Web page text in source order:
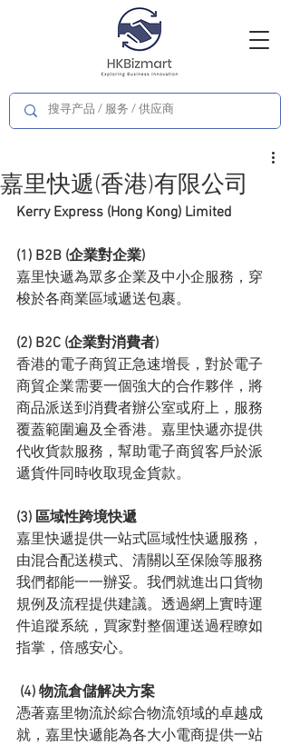
嘉里快遞(香港)有限公司
Kerry Express (Hong Kong) Limited
(1) B2B (企業對企業)
嘉里快遞為眾多企業及中小企服務，穿
梭於各商業區域遞送包裹。
(2) B2C (企業對消費者)
香港的電子商貿正急速增長，對於電子
商貿企業需要一個強大的合作夥伴，將
商品派送到消費者辦公室或府上，服務
覆蓋範圍遍及全香港。嘉里快遞亦提供
代收貨款服務，幫助電子商貿客戶於派
遞貨件同時收取現金貨款。
(3) 區域性跨境快遞
嘉里快遞提供一站式區域性快遞服務，
由混合配送模式、清關以至保險等服務
我們都能一一辦妥。我們就進出口貨物
規例及流程提供建議。透過網上實時運
件追蹤系統，買家對整個運送過程瞭如
指掌，倍感安心。
(4) 物流倉儲解决方案
憑著嘉里物流於綜合物流領域的卓越成
就，嘉里快遞能為各大小電商提供一站